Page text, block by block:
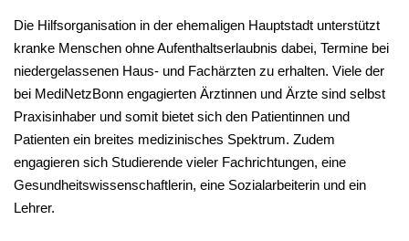
Die Hilfsorganisation in der ehemaligen Hauptstadt unterstützt
kranke Menschen ohne Aufenthaltserlaubnis dabei, Termine bei
niedergelassenen Haus- und Fachärzten zu erhalten. Viele der
bei MediNetzBonn engagierten Ärztinnen und Ärzte sind selbst
Praxisinhaber und somit bietet sich den Patientinnen und
Patienten ein breites medizinisches Spektrum. Zudem
engagieren sich Studierende vieler Fachrichtungen, eine
Gesundheitswissenschaftlerin, eine Sozialarbeiterin und ein
Lehrer.